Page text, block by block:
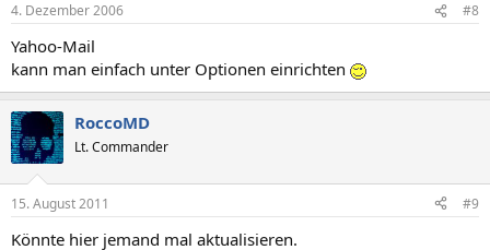
4. Dezember 2006 #8
Yahoo-Mail
kann man einfach unter Optionen einrichten
RoccoMD
Lt. Commander
15. August 2011 #9
Könnte hier jemand mal aktualisieren.